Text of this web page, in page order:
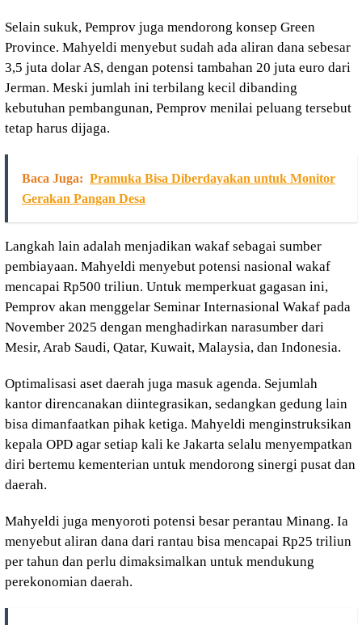
Selain sukuk, Pemprov juga mendorong konsep Green
Province. Mahyeldi menyebut sudah ada aliran dana sebesar
3,5 juta dolar AS, dengan potensi tambahan 20 juta euro dari
Jerman. Meski jumlah ini terbilang kecil dibanding
kebutuhan pembangunan, Pemprov menilai peluang tersebut
tetap harus dijaga.
Baca Juga: Pramuka Bisa Diberdayakan untuk Monitor
Gerakan Pangan Desa
Langkah lain adalah menjadikan wakaf sebagai sumber
pembiayaan. Mahyeldi menyebut potensi nasional wakaf
mencapai Rp500 triliun. Untuk memperkuat gagasan ini,
Pemprov akan menggelar Seminar Internasional Wakaf pada
November 2025 dengan menghadirkan narasumber dari
Mesir, Arab Saudi, Qatar, Kuwait, Malaysia, dan Indonesia.
Optimalisasi aset daerah juga masuk agenda. Sejumlah
kantor direncanakan diintegrasikan, sedangkan gedung lain
bisa dimanfaatkan pihak ketiga. Mahyeldi menginstruksikan
kepala OPD agar setiap kali ke Jakarta selalu menyempatkan
diri bertemu kementerian untuk mendorong sinergi pusat dan
daerah.
Mahyeldi juga menyoroti potensi besar perantau Minang. Ia
menyebut aliran dana dari rantau bisa mencapai Rp25 triliun
per tahun dan perlu dimaksimalkan untuk mendukung
perekonomian daerah.